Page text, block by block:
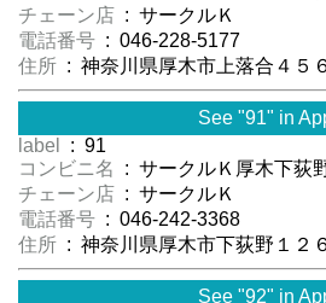
チェーン店 : サークルＫ
電話番号 : 046-228-5177
住所 : 神奈川県厚木市上落合４５６
See "91" in
label
: 91
コンビニ名
: サークルＫ厚木下荻
チェーン店 : サークルＫ
電話番号 : 046-242-3368
住所 : 神奈川県厚木市下荻野１２
See "92" in